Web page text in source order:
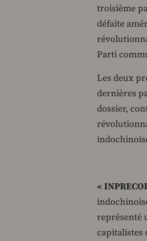
troisième
défaite
Parti
Les deux
dernières
dossier,
«
représenté
capitalistes